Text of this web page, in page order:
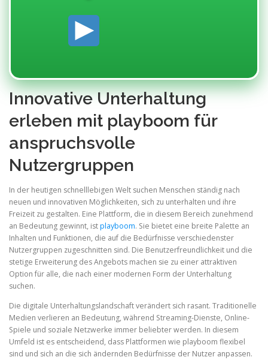
Innovative Unterhaltung
erleben mit playboom für
anspruchsvolle
Nutzergruppen
In der heutigen schnelllebigen Welt suchen Menschen ständig nach
neuen und innovativen Möglichkeiten, sich zu unterhalten und ihre
Freizeit zu gestalten. Eine Plattform, die in diesem Bereich zunehmend
an Bedeutung gewinnt, istplayboom. Sie bietet eine breite Palette an
Inhalten und Funktionen, die auf die Bedürfnisse verschiedenster
Nutzergruppen zugeschnitten sind. Die Benutzerfreundlichkeit und die
stetige Erweiterung des Angebots machen sie zu einer attraktiven
Option für alle, die nach einer modernen Form der Unterhaltung
suchen.
Die digitale Unterhaltungslandschaft verändert sich rasant. Traditionelle
Medien verlieren an Bedeutung, während Streaming-Dienste, Online-
Spiele und soziale Netzwerke immer beliebter werden. In diesem
Umfeld ist es entscheidend, dass Plattformen wie playboom flexibel
sind und sich an die sich ändernden Bedürfnisse der Nutzer anpassen.